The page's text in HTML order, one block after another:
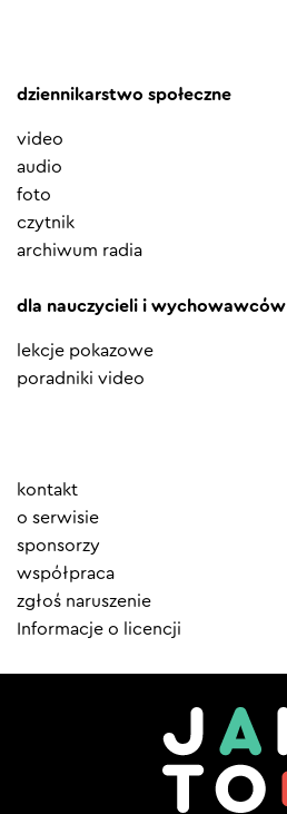
dziennikarstwo społeczne
video
audio
foto
czytnik
archiwum radia
dla nauczycieli i wychowawców
lekcje pokazowe
poradniki video
Element
menu
kontakt
o serwisie
sponsorzy
współpraca
zgłoś naruszenie
Informacje o licencji